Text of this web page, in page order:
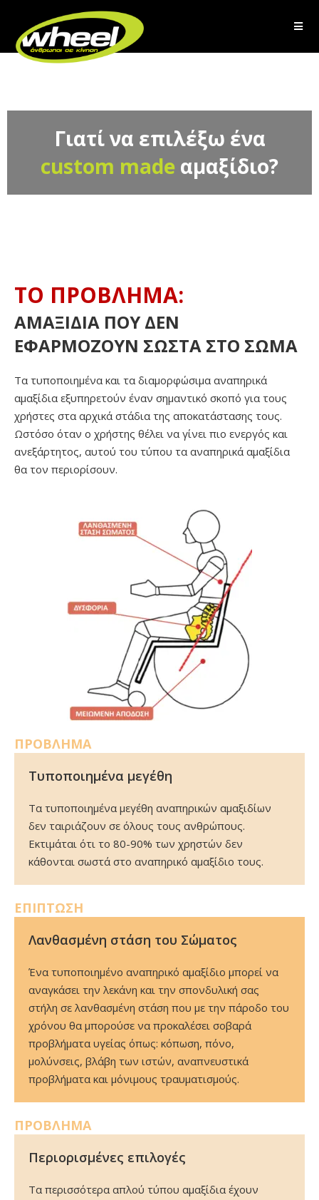
Γιατί να επιλέξω ένα
custom made αμαξίδιο?
ΤΟ ΠΡΟΒΛΗΜΑ:
ΑΜΑΞΙΔΙΑ ΠΟΥ ΔΕΝ
ΕΦΑΡΜΟΖΟΥΝ ΣΩΣΤΑ ΣΤΟ ΣΩΜΑ​
Τα τυποποιημένα και τα διαμορφώσιμα αναπηρικά
αμαξίδια εξυπηρετούν έναν σημαντικό σκοπό για τους
χρήστες στα αρχικά στάδια της αποκατάστασης τους.
Ωστόσο όταν ο χρήστης θέλει να γίνει πιο ενεργός και
ανεξάρτητος, αυτού του τύπου τα αναπηρικά αμαξίδια
θα τον περιορίσουν.
ΠΡΟΒΛΗΜΑ
Τυποποιημένα μεγέθη
Τα τυποποιημένα μεγέθη αναπηρικών αμαξιδίων
δεν ταιριάζουν σε όλους τους ανθρώπους.
Εκτιμάται ότι το 80-90% των χρηστών δεν
κάθονται σωστά στο αναπηρικό αμαξίδιο τους.
ΕΠΙΠΤΩΣΗ
Λανθασμένη στάση του Σώματος
Ένα τυποποιημένο αναπηρικό αμαξίδιο μπορεί να
αναγκάσει την λεκάνη και την σπονδυλική σας
στήλη σε λανθασμένη στάση που με την πάροδο του
χρόνου θα μπορούσε να προκαλέσει σοβαρά
προβλήματα υγείας όπως: κόπωση, πόνο,
μολύνσεις, βλάβη των ιστών, αναπνευστικά
προβλήματα και μόνιμους τραυματισμούς.
ΠΡΟΒΛΗΜΑ
Περιορισμένες επιλογές
Τα περισσότερα απλού τύπου αμαξίδια έχουν